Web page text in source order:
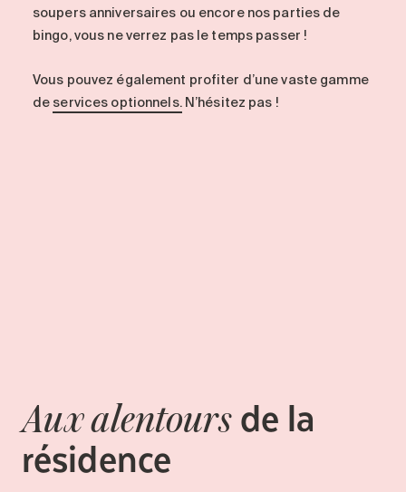
soupers anniversaires ou encore nos parties de
bingo, vous ne verrez pas le temps passer !
Vous pouvez également profiter d’une vaste gamme
de services optionnels.N’hésitez pas !
Aux alentoursde la
résidence